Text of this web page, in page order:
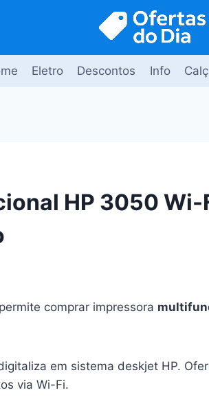
Eletro Descontos Info
HP 3050 Wi-
comprar impressora
em sistema deskjet HP.
via Wi-Fi.